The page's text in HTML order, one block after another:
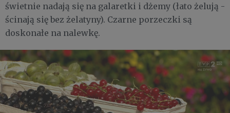
świetnie nadają się na galaretki i dżemy (łato żelują -
ścinają się bez żelatyny). Czarne porzeczki są
doskonałe na nalewkę.